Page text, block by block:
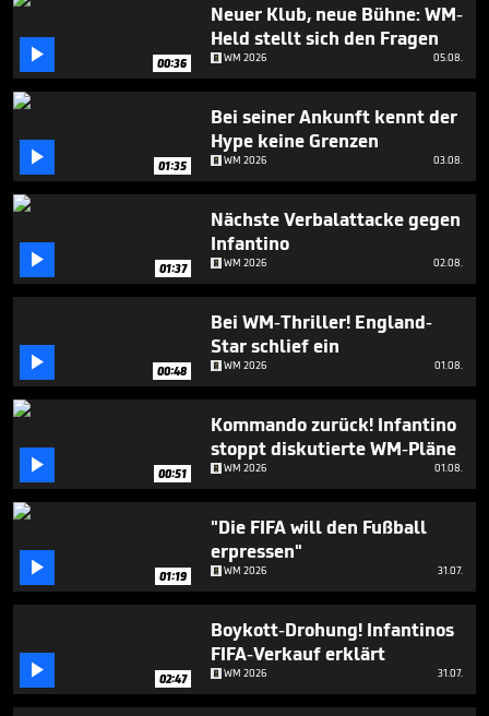
minute,
seconds
 00:36
Neuer Klub, neue Bühne: WM-
Held stellt sich den Fragen
WM 2026 05.08.
 01:35
Bei seiner Ankunft kennt der
Hype keine Grenzen
WM 2026 03.08.
 01:37
Nächste Verbalattacke gegen
Infantino
WM 2026 02.08.
 00:48
Bei WM-Thriller! England-
Star schlief ein
WM 2026 01.08.
 00:51
Kommando zurück! Infantino
stoppt diskutierte WM-Pläne
WM 2026 01.08.
 01:19
"Die FIFA will den Fußball
erpressen"
WM 2026 31.07.
 02:47
Boykott-Drohung! Infantinos
FIFA-Verkauf erklärt
WM 2026 31.07.